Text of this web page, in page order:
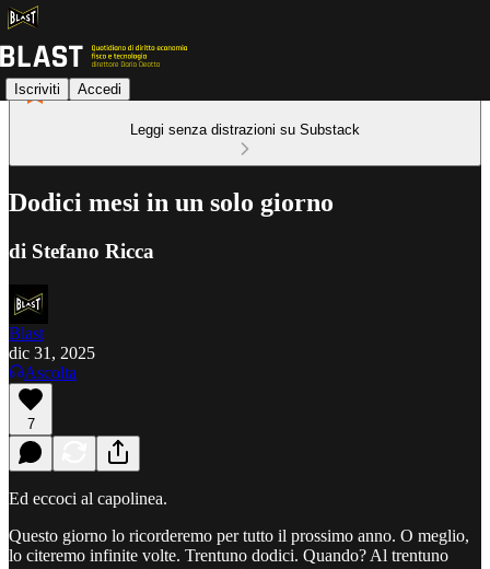
Iscriviti Accedi
Leggi senza distrazioni su Substack
Dodici mesi in un solo giorno
di Stefano Ricca
Blast
dic 31, 2025
Ascolta
7
Ed eccoci al capolinea.
Questo giorno lo ricorderemo per tutto il prossimo anno. O meglio,
lo citeremo infinite volte. Trentuno dodici. Quando? Al trentuno